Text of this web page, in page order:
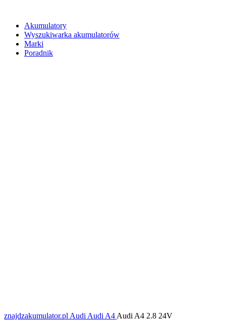
Akumulatory
Wyszukiwarka akumulatorów
Marki
Poradnik
znajdzakumulator.pl Audi Audi A4 Audi A4 2.8 24V